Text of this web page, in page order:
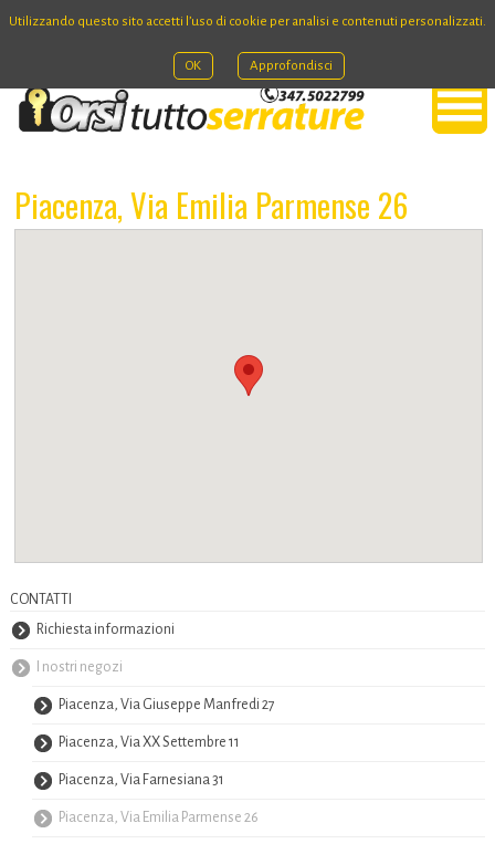
Utilizzando questo sito accetti l’uso di cookie per analisi e contenuti personalizzati.
OK Approfondisci
Piacenza, Via Emilia Parmense 26
CONTATTI
Richiesta informazioni
I nostri negozi
Piacenza, Via Giuseppe Manfredi 27
Piacenza, Via XX Settembre 11
Piacenza, Via Farnesiana 31
Piacenza, Via Emilia Parmense 26